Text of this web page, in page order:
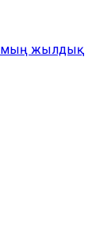
мың жылдық